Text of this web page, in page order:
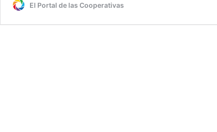
El Portal de las Cooperativas